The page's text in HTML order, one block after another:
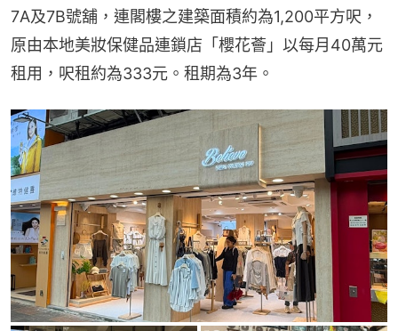
7A及7B號舖，連閣樓之建築面積約為1,200平方呎，
原由本地美妝保健品連鎖店「櫻花薈」以每月40萬元
租用，呎租約為333元。租期為3年。